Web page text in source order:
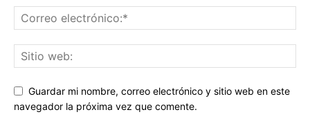
Guardar mi nombre, correo electrónico y sitio web en este
navegador la próxima vez que comente.